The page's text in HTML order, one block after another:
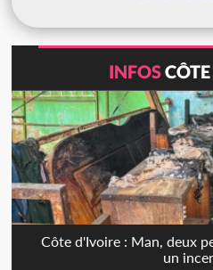
INFOS
Côte d'Ivoire : Man, deux
un